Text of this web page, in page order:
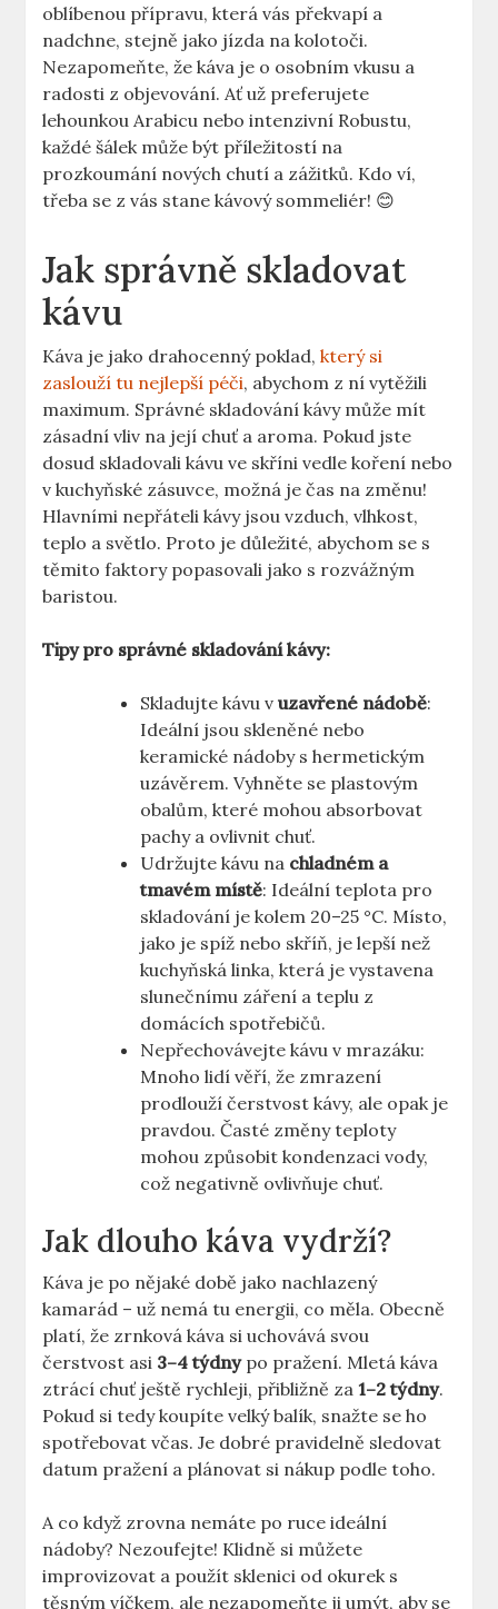
oblíbenou přípravu, která vás překvapí a
nadchne, stejně jako jízda na kolotoči.
Nezapomeňte, že káva je o osobním vkusu a
radosti z objevování. Ať už preferujete
lehounkou Arabicu nebo intenzivní Robustu,
každé šálek může být příležitostí na
prozkoumání nových chutí a zážitků. Kdo ví,
třeba se z vás stane kávový sommeliér! 😊
Jak správně skladovat
kávu
Káva je jako drahocenný poklad,který si
zaslouží tu nejlepší péči, abychom z ní vytěžili
maximum. Správné skladování kávy může mít
zásadní vliv na její chuť a aroma. Pokud jste
dosud skladovali kávu ve skříni vedle koření nebo
v kuchyňské zásuvce, možná je čas na změnu!
Hlavními nepřáteli kávy jsou vzduch, vlhkost,
teplo a světlo. Proto je důležité, abychom se s
těmito faktory popasovali jako s rozvážným
baristou.
Tipy pro správné skladování kávy:
Skladujte kávu vuzavřené nádobě:
Ideální jsou skleněné nebo
keramické nádoby s hermetickým
uzávěrem. Vyhněte se plastovým
obalům, které mohou absorbovat
pachy a ovlivnit chuť.
Udržujte kávu na chladném a
tmavém místě: Ideální teplota pro
skladování je kolem 20–25 °C. Místo,
jako je spíž nebo skříň, je lepší než
kuchyňská linka, která je vystavena
slunečnímu záření a teplu z
domácích spotřebičů.
Nepřechovávejte kávu v mrazáku:
Mnoho lidí věří, že zmrazení
prodlouží čerstvost kávy, ale opak je
pravdou. Časté změny teploty
mohou způsobit kondenzaci vody,
což negativně ovlivňuje chuť.
Jak dlouho káva vydrží?
Káva je po nějaké době jako nachlazený
kamarád – už nemá tu energii, co měla. Obecně
platí, že zrnková káva si uchovává svou
čerstvost asi 3–4 týdnypo pražení. Mletá káva
ztrácí chuť ještě rychleji, přibližně za 1–2 týdny.
Pokud si tedy koupíte velký balík, snažte se ho
spotřebovat včas. Je dobré pravidelně sledovat
datum pražení a plánovat si nákup podle toho.
A co když zrovna nemáte po ruce ideální
nádoby? Nezoufejte! Klidně si můžete
improvizovat a použít sklenici od okurek s
těsným víčkem, ale nezapomeňte ji umýt, aby se